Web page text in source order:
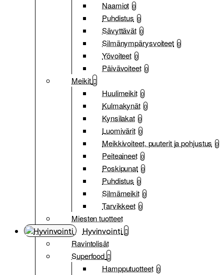
Naamiot 0
Puhdistus 0
Sävyttävät 0
Silmänympärysvoiteet 0
Yövoiteet 0
Päivävoiteet 0
Meikit
Huulimeikit 0
Kulmakynät 0
Kynsilakat 0
Luomivärit 0
Meikkivoiteet, puuterit ja pohjustus 0
Peiteaineet 0
Poskipunat 0
Puhdistus 0
Silmämeikit 0
Tarvikkeet 0
Miesten tuotteet
Hyvinvointi
Ravintolisät
Superfood
Hampputuotteet 0